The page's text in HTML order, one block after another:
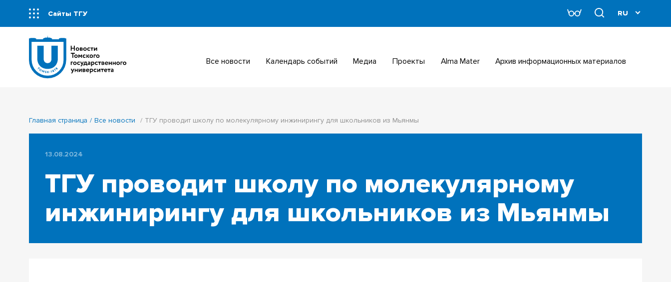
Сайты ТГУ
Все новости Календарь событий Медиа Проекты Alma Mater Архив информационных материалов
Главная страница Все новости ТГУ проводит школу по молекулярному инжинирингу для школьников из Мьянмы
13.08.2024
ТГУ проводит школу по молекулярному
инжинирингу для школьников из Мьянмы